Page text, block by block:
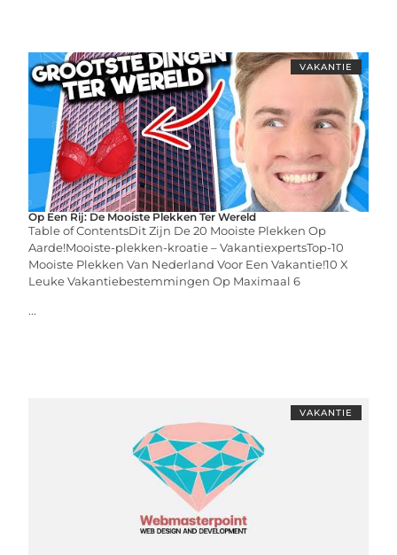
VAKANTIE
Op Een Rij: De Mooiste Plekken Ter Wereld
Table of ContentsDit Zijn De 20 Mooiste Plekken Op
Aarde!Mooiste-plekken-kroatie – VakantiexpertsTop-10
Mooiste Plekken Van Nederland Voor Een Vakantie!10 X
Leuke Vakantiebestemmingen Op Maximaal 6
...
VAKANTIE